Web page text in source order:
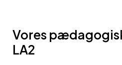
Vores
LA2